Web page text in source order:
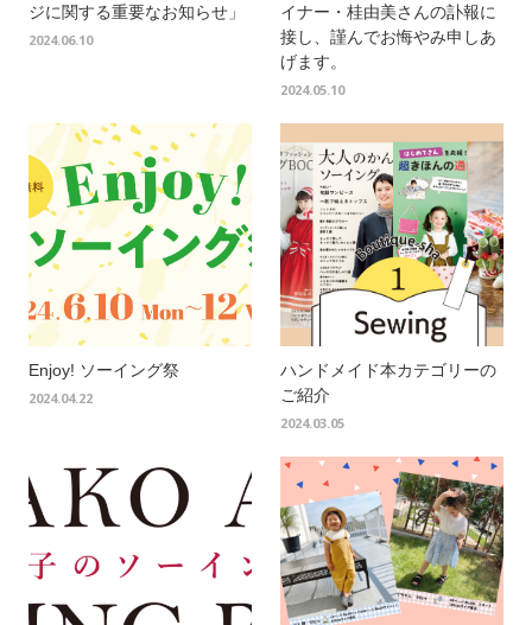
ジに関する重要なお知らせ」
2024.06.10
イナー・桂由美さんの訃報に
接し、謹んでお悔やみ申しあ
げます。
2024.05.10
Enjoy! ソーイング祭
2024.04.22
ハンドメイド本カテゴリーの
ご紹介
2024.03.05